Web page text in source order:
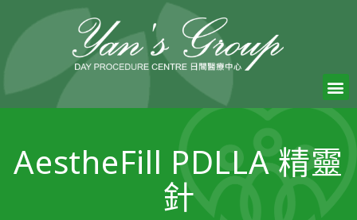
AestheFill PDLLA 精靈
針